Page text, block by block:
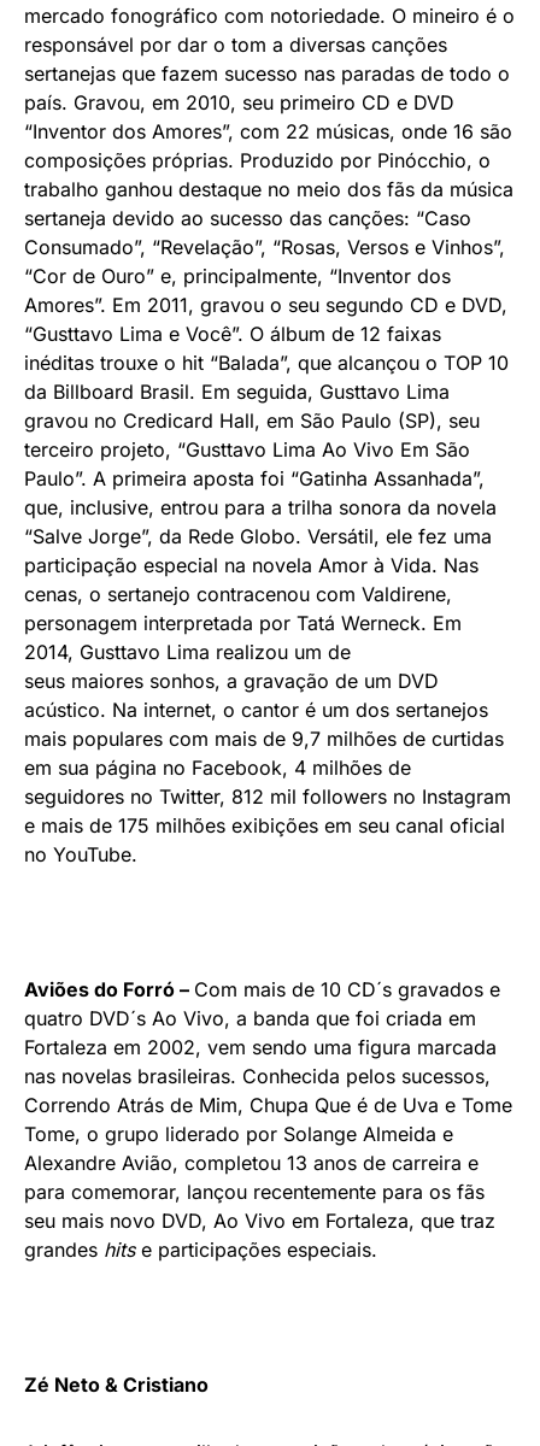
mercado fonográfico com notoriedade. O mineiro é o
responsável por dar o tom a diversas canções
sertanejas que fazem sucesso nas paradas de todo o
país. Gravou, em 2010, seu primeiro CD e DVD
“Inventor dos Amores”, com 22 músicas, onde 16 são
composições próprias. Produzido por Pinócchio, o
trabalho ganhou destaque no meio dos fãs da música
sertaneja devido ao sucesso das canções: “Caso
Consumado”, “Revelação”, “Rosas, Versos e Vinhos”,
“Cor de Ouro” e, principalmente, “Inventor dos
Amores”. Em 2011, gravou o seu segundo CD e DVD,
“Gusttavo Lima e Você”. O álbum de 12 faixas
inéditas trouxe o hit “Balada”, que alcançou o TOP 10
da Billboard Brasil. Em seguida, Gusttavo Lima
gravou no Credicard Hall, em São Paulo (SP), seu
terceiro projeto, “Gusttavo Lima Ao Vivo Em São
Paulo”. A primeira aposta foi “Gatinha Assanhada”,
que, inclusive, entrou para a trilha sonora da novela
“Salve Jorge”, da Rede Globo. Versátil, ele fez uma
participação especial na novela Amor à Vida. Nas
cenas, o sertanejo contracenou com Valdirene,
personagem interpretada por Tatá Werneck. Em
2014, Gusttavo Lima realizou um de
seus maiores sonhos, a gravação de um DVD
acústico. Na internet, o cantor é um dos sertanejos
mais populares com mais de 9,7 milhões de curtidas
em sua página no Facebook, 4 milhões de
seguidores no Twitter, 812 mil followers no Instagram
e mais de 175 milhões exibições em seu canal oficial
no YouTube.
Aviões do Forró – Com mais de 10 CD´s gravados e
quatro DVD´s Ao Vivo, a banda que foi criada em
Fortaleza em 2002, vem sendo uma figura marcada
nas novelas brasileiras. Conhecida pelos sucessos,
Correndo Atrás de Mim, Chupa Que é de Uva e Tome
Tome, o grupo liderado por Solange Almeida e
Alexandre Avião, completou 13 anos de carreira e
para comemorar, lançou recentemente para os fãs
seu mais novo DVD, Ao Vivo em Fortaleza, que traz
grandes hitse participações especiais.
Zé Neto & Cristiano